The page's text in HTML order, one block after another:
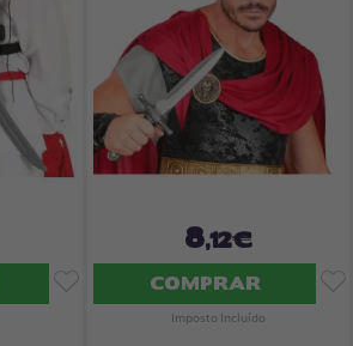
8,12€
COMPRAR
Imposto Incluído